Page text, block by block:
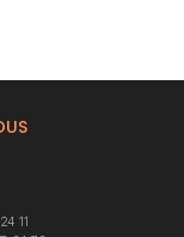
25 27 24 11